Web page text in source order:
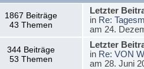
1867 Beiträge
43 Themen
Letzter
in Re:
am 24.
344 Beiträge
53 Themen
Letzter
in Re: VON
am 28. Juni